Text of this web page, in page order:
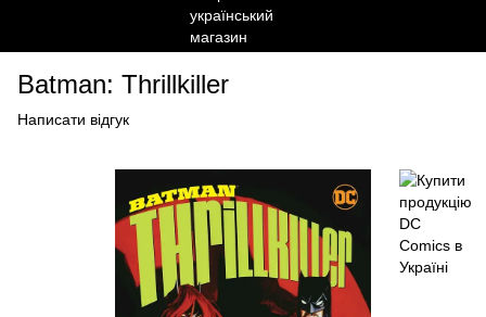
Batman: Thrillkiller
Написати відгук